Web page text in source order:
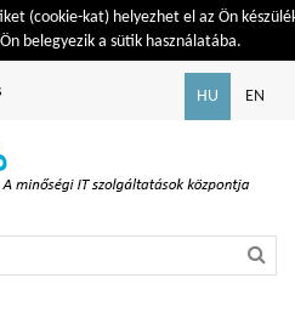
(cookie-kat) helyezhet el az Ön
belegyezik a sütik használatába.
HU EN